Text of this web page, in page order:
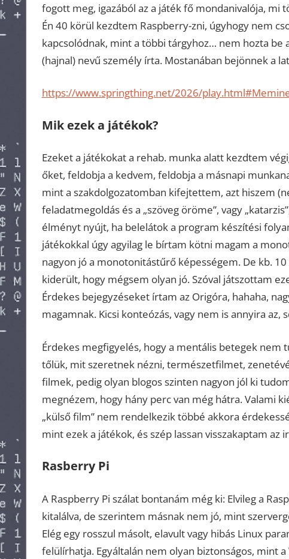
fogott meg, igazából az a játék fő mondanivalója,
Én 40 körül kezdtem Raspberry-zni, úgyhogy nem
kapcsolódnak, mint a többi tárgyhoz… nem hozta
(hajnal) nevű személy írta. Mostanában bejönnek a
https://www.springthing.net/2026/
Mik ezek a játékok?
Ezeket a játékokat a rehab. munka alatt kezdtem
őket, feldobja a kedvem, feldobja a másnapi
mint a szakdolgozatomban kifejtettem, azt hiszem
feladatmegoldás és a „szöveg öröme”, vagy
élményt nyújt, ha belelátok a program készítési
játékokkal úgy agyilag le bírtam kötni magam a
nagyon jó a monotonitástűrő képességem. De kb.
kiderült, hogy mégsem olyan jó. Szóval játszottam
Érdekes bejegyzéseket írtam az Origóra, hahaha,
magamnak. Kicsi konteózás, vagy nem is annyira az,
Érdekes megfigyelés, hogy a mentális betegek
tőlük, mit szeretnek nézni, természetfilmet,
filmek, pedig olyan blogos szinten nagyon jól ki
megnézem, hogy hány perc van még hátra. Valami
„külső film” nem rendelkezik többé akkora
mint ezek a játékok, és szép lassan visszakaptam
Rasberry Pi
A Raspberry Pi szálat bontanám még ki: Elvileg a
kitalálva, de szerintem másnak nem jó, mint
Elég egy rosszul másolt, elavult vagy hibás Linux
felülírhatja. Egyáltalán nem olyan biztonságos, mint